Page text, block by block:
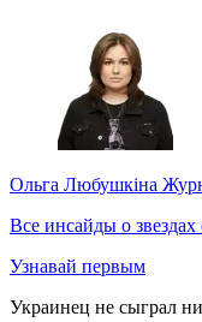
Ольга Любушкіна
Все инсайды о
Узнавай первым
Украинец не сыграл